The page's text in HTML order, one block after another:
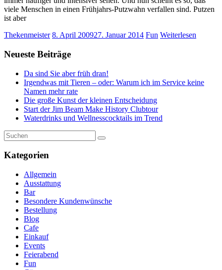
viele Menschen in einen Frühjahrs-Putzwahn verfallen sind. Putzen
ist aber
Thekenmeister 8. April 200927. Januar 2014 Fun Weiterlesen
Neueste Beiträge
Da sind Sie aber früh dran!
Irgendwas mit Tieren – oder: Warum ich im Service keine
Namen mehr rate
Die große Kunst der kleinen Entscheidung
Start der Jim Beam Make History Clubtour
Waterdrinks und Wellnesscocktails im Trend
Kategorien
Allgemein
Ausstattung
Bar
Besondere Kundenwünsche
Bestellung
Blog
Cafe
Einkauf
Events
Feierabend
Fun